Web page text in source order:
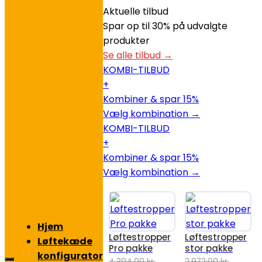
Hjem
Løftekæde
konfigurator
Aktuelle tilbud
Spar op til 30% på udvalgte
produkter
Se alle tilbud →
KOMBI-TILBUD
+
Kombiner & spar 15%
Vælg kombination →
KOMBI-TILBUD
+
Kombiner & spar 15%
Vælg kombination →
Løftestropper
Pro pakke
Løftestropper
stor pakke